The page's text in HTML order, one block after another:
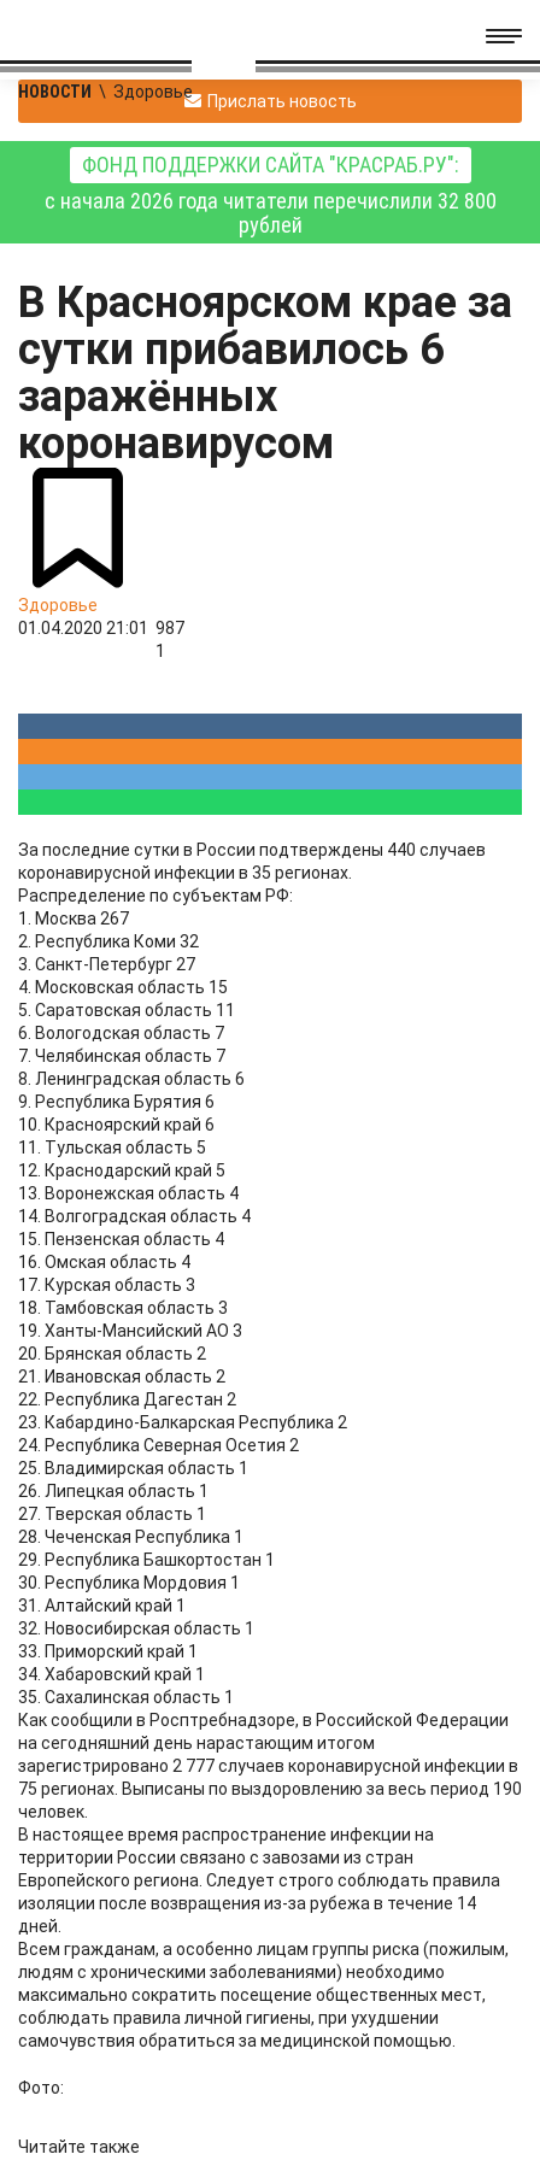
НОВОСТИ \ Здоровье Прислать новость
ФОНД ПОДДЕРЖКИ САЙТА "КРАСРАБ.РУ":
с начала 2026 года читатели перечислили 32 800
рублей
В Красноярском крае за
сутки прибавилось 6
заражённых
коронавирусом
Здоровье
01.04.2020 21:01 987
1
За последние сутки в России подтверждены 440 случаев
коронавирусной инфекции в 35 регионах.
Распределение по субъектам РФ:
1. Москва 267
2. Республика Коми 32
3. Санкт-Петербург 27
4. Московская область 15
5. Саратовская область 11
6. Вологодская область 7
7. Челябинская область 7
8. Ленинградская область 6
9. Республика Бурятия 6
10. Красноярский край 6
11. Тульская область 5
12. Краснодарский край 5
13. Воронежская область 4
14. Волгоградская область 4
15. Пензенская область 4
16. Омская область 4
17. Курская область 3
18. Тамбовская область 3
19. Ханты-Мансийский АО 3
20. Брянская область 2
21. Ивановская область 2
22. Республика Дагестан 2
23. Кабардино-Балкарская Республика 2
24. Республика Северная Осетия 2
25. Владимирская область 1
26. Липецкая область 1
27. Тверская область 1
28. Чеченская Республика 1
29. Республика Башкортостан 1
30. Республика Мордовия 1
31. Алтайский край 1
32. Новосибирская область 1
33. Приморский край 1
34. Хабаровский край 1
35. Сахалинская область 1
Как сообщили в Росптребнадзоре, в Российской Федерации
на сегодняшний день нарастающим итогом
зарегистрировано 2 777 случаев коронавирусной инфекции в
75 регионах. Выписаны по выздоровлению за весь период 190
человек.
В настоящее время распространение инфекции на
территории России связано с завозами из стран
Европейского региона. Следует строго соблюдать правила
изоляции после возвращения из-за рубежа в течение 14
дней.
Всем гражданам, а особенно лицам группы риска (пожилым,
людям с хроническими заболеваниями) необходимо
максимально сократить посещение общественных мест,
соблюдать правила личной гигиены, при ухудшении
самочувствия обратиться за медицинской помощью.
Фото:
Читайте также